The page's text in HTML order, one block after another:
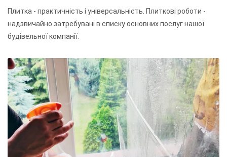
Плитка - практичність і універсальність. Плиткові роботи -
надзвичайно затребувані в списку основних послуг нашої
будівельної компанії.